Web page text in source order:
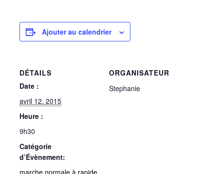
Ajouter au calendrier
DÉTAILS
Date :
avril 12, 2015
Heure :
9h30
Catégorie
d’Évènement:
marche normale à rapide
ORGANISATEUR
Stephanie